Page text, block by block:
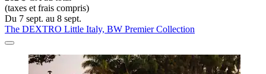
(taxes et frais compris)
Du 7 sept. au 8 sept.
The DEXTRO Little Italy, BW Premier Collection